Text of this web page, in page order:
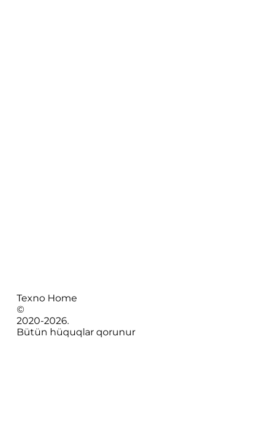
Texno Home
©
2020-2026.
Bütün hüquqlar qorunur